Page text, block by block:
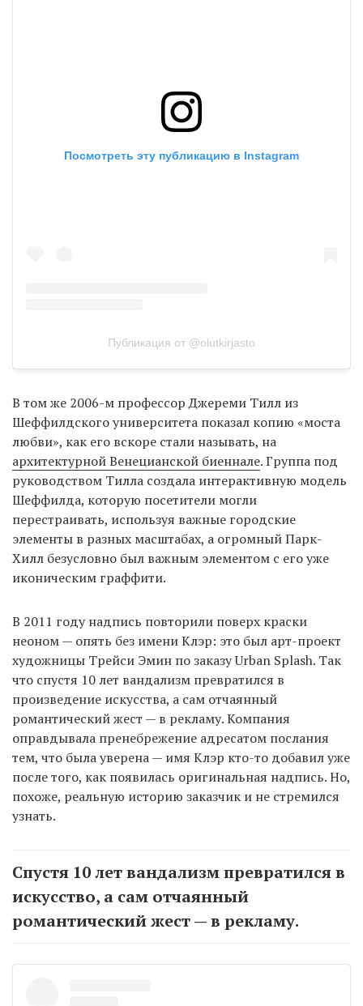
Посмотреть эту публикацию в Instagram
Публикация от @olutkirjasto
В том же 2006-м профессор Джереми Тилл из
Шеффилдского университета показал копию «моста
любви», как его вскоре стали называть, на
архитектурной Венецианской биеннале. Группа под
руководством Тилла создала интерактивную модель
Шеффилда, которую посетители могли
перестраивать, используя важные городские
элементы в разных масштабах, а огромный Парк-
Хилл безусловно был важным элементом с его уже
иконическим граффити.
В 2011 году надпись повторили поверх краски
неоном — опять без имени Клэр: это был арт-проект
художницы Трейси Эмин по заказу Urban Splash. Так
что спустя 10 лет вандализм превратился в
произведение искусства, а сам отчаянный
романтический жест — в рекламу. Компания
оправдывала пренебрежение адресатом послания
тем, что была уверена — имя Клэр кто-то добавил уже
после того, как появилась оригинальная надпись. Но,
похоже, реальную историю заказчик и не стремился
узнать.
Спустя 10 лет вандализм превратился в
искусство, а сам отчаянный
романтический жест — в рекламу.